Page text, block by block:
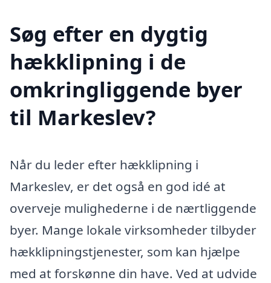
Søg efter en dygtig
hækklipning i de
omkringliggende byer
til Markeslev?
Når du leder efter hækklipning i
Markeslev, er det også en god idé at
overveje mulighederne i de nærtliggende
byer. Mange lokale virksomheder tilbyder
hækklipningstjenester, som kan hjælpe
med at forskønne din have. Ved at udvide